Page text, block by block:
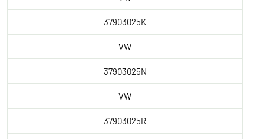
37903025K
VW
37903025N
VW
37903025R